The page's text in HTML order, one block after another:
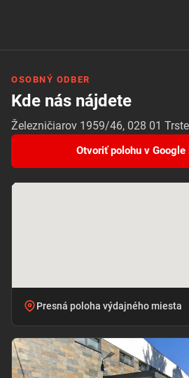
OSOBNÝ ODBER
Kde nás nájdete
Železničiarov 1959/46, 028 01
Otvoriť polohu v Google
Presná poloha výdajného miesta